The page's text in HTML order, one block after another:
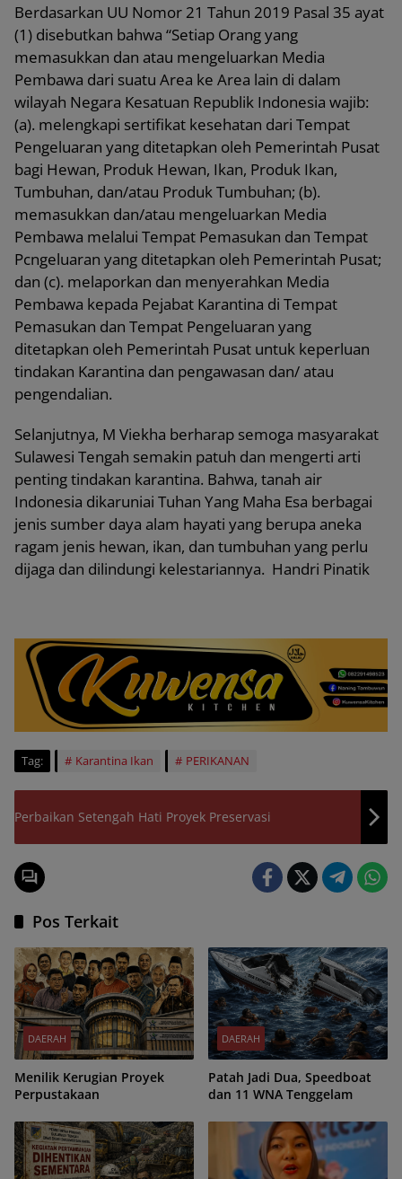
Berdasarkan UU Nomor 21 Tahun 2019 Pasal 35 ayat
(1) disebutkan bahwa “Setiap Orang yang
memasukkan dan atau mengeluarkan Media
Pembawa dari suatu Area ke Area lain di dalam
wilayah Negara Kesatuan Republik Indonesia wajib:
(a). melengkapi sertifikat kesehatan dari Tempat
Pengeluaran yang ditetapkan oleh Pemerintah Pusat
bagi Hewan, Produk Hewan, Ikan, Produk Ikan,
Tumbuhan, dan/atau Produk Tumbuhan; (b).
memasukkan dan/atau mengeluarkan Media
Pembawa melalui Tempat Pemasukan dan Tempat
Pcngeluaran yang ditetapkan oleh Pemerintah Pusat;
dan (c). melaporkan dan menyerahkan Media
Pembawa kepada Pejabat Karantina di Tempat
Pemasukan dan Tempat Pengeluaran yang
ditetapkan oleh Pemerintah Pusat untuk keperluan
tindakan Karantina dan pengawasan dan/ atau
pengendalian.
Selanjutnya, M Viekha berharap semoga masyarakat
Sulawesi Tengah semakin patuh dan mengerti arti
penting tindakan karantina. Bahwa, tanah air
Indonesia dikaruniai Tuhan Yang Maha Esa berbagai
jenis sumber daya alam hayati yang berupa aneka
ragam jenis hewan, ikan, dan tumbuhan yang perlu
dijaga dan dilindungi kelestariannya. Handri Pinatik
Tag: Karantina Ikan PERIKANAN
Perbaikan Setengah Hati Proyek Preservasi
Pos Terkait
DAERAH
Menilik Kerugian Proyek
Perpustakaan
DAERAH
Patah Jadi Dua, Speedboat
dan 11 WNA Tenggelam